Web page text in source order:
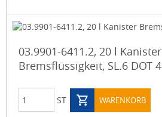
03.9901-6411.2, 20 l Kanister
Bremsflüssigkeit, SL.6 DOT 4
ST WARENKORB